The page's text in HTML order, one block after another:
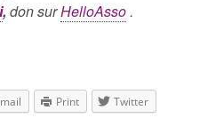
, don surHelloAsso.
Print Twitter